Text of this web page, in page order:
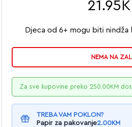
21.95
Djeca od 6+ mogu biti nindža
NEMA NA
Za sve kupovine preko 250.00KM
TREBA VAM POKLON?
Papir za pakovanje2.00KM